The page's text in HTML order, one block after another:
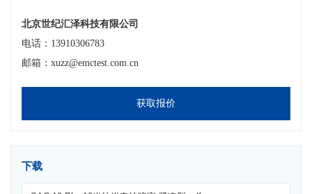
北京世纪汇泽科技有限公司
电话：13910306783
邮箱：xuzz@emctest.com.cn
获取报价
下载